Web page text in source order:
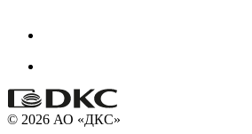
© 2026 АО «ДКС»